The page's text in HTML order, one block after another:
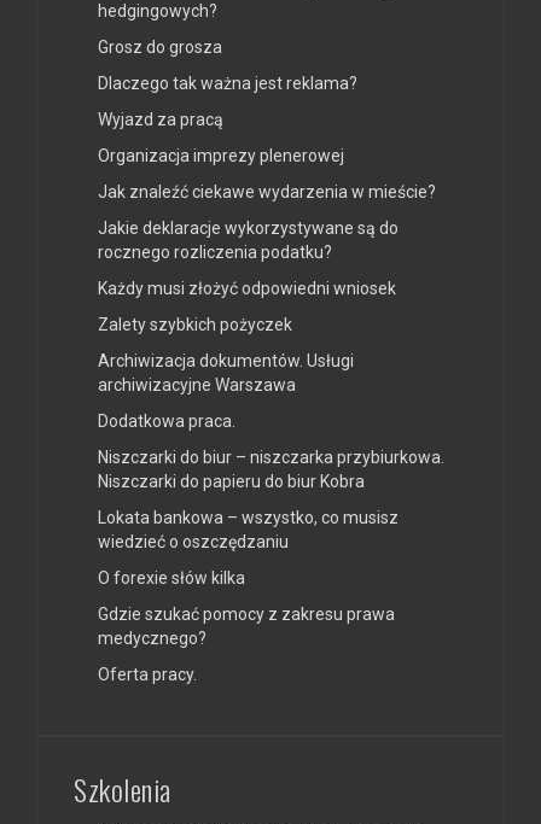
hedgingowych?
Grosz do grosza
Dlaczego tak ważna jest reklama?
Wyjazd za pracą
Organizacja imprezy plenerowej
Jak znaleźć ciekawe wydarzenia w mieście?
Jakie deklaracje wykorzystywane są do
rocznego rozliczenia podatku?
Każdy musi złożyć odpowiedni wniosek
Zalety szybkich pożyczek
Archiwizacja dokumentów. Usługi
archiwizacyjne Warszawa
Dodatkowa praca.
Niszczarki do biur – niszczarka przybiurkowa.
Niszczarki do papieru do biur Kobra
Lokata bankowa – wszystko, co musisz
wiedzieć o oszczędzaniu
O forexie słów kilka
Gdzie szukać pomocy z zakresu prawa
medycznego?
Oferta pracy.
Szkolenia